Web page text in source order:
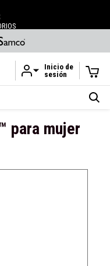
principal
a 120 ¤
Inicio de
sesión
para mujer